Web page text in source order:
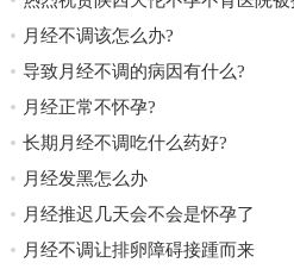
月经不调该怎么办?
导致月经不调的病因有什么?
月经正常不怀孕?
长期月经不调吃什么药好?
月经发黑怎么办
月经推迟几天会不会是怀孕了
月经不调让排卵障碍接踵而来